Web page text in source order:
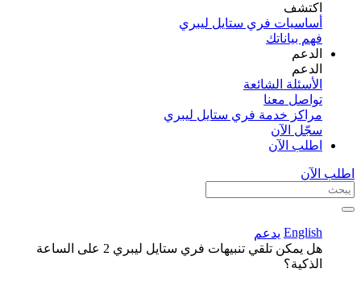
اكتشف​
أساسيات فري ستايل ليبري
فهم بياناتك
الدعم
الدعم
الأسئلة الشائعة
تواصل معنا
مراكز خدمة فري ستايل ليبري
سجّل الآن​
اطلب الآن
اطلب الآن
English يدعم
هل يمكن تلقي تنبيهات فري ستايل ليبري 2 على الساعة
الذكية؟